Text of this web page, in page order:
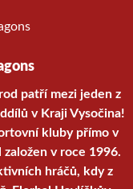
patří mezi jeden z
v Kraji Vysočina!
kluby přímo v
v roce 1996.
hráčů, kdy z